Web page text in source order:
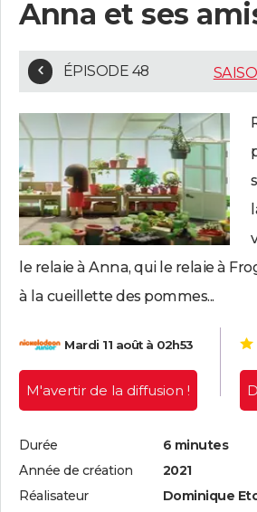
Anna et ses
ÉPISODE 48
le relaie à Anna, qui le relaie à
à la cueillette des pommes...
Mardi 11 août à 02h53
M'avertir de la diffusion !
Durée
6 minutes
Année de création
2021
Réalisateur
Dominique